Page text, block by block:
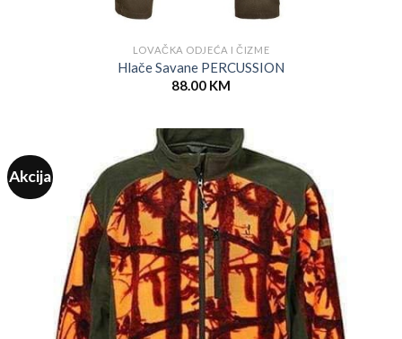
LOVAČKA ODJEĆA I ČIZME
Hlače Savane PERCUSSION
88.00 KM
Akcija